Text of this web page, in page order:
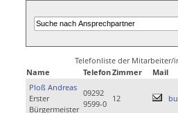
Telefonliste der Mitarbeiter/
Name
TelefonZimmer
Mail
Ploß Andreas
Erster
Bürgermeister
09292
9599-0
12